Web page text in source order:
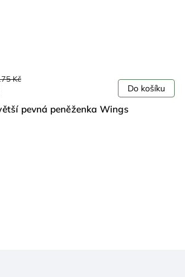
pevná peněženka Wings
Kč
Do košíku